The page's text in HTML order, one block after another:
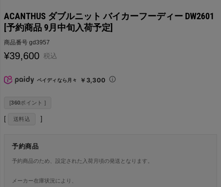
ACANTHUS ダブルニット バイカーフーディー DW2601
[予約商品 9月中旬入荷予定]
商品番号 gd3957
¥39,600 税込
ペイディなら月々 ￥3,300
[360ポイント ]
送料込
予約商品
予約商品のため、設定された入荷月頃の発送となります。
メーカー在庫状況により、